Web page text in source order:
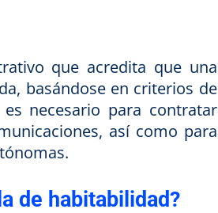
que acredita que una
basándose en criterios de
necesario para contratar
así como para
de habitabilidad?